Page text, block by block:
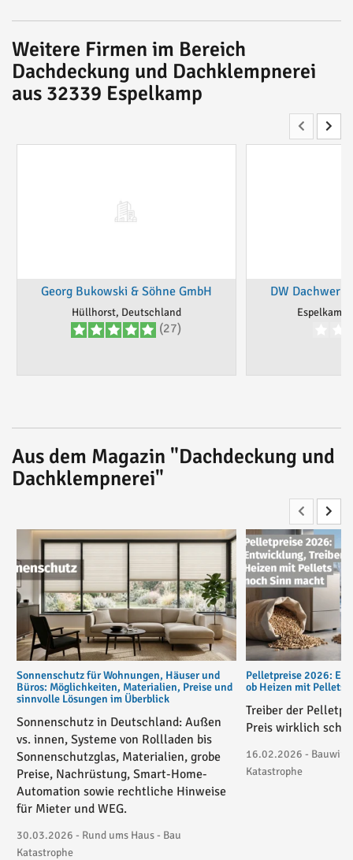
Weitere Firmen im Bereich
Dachdeckung und Dachklempnerei
aus 32339 Espelkamp
Georg Bukowski & Söhne GmbH
Hüllhorst, Deutschland
(27)
DW
Aus dem Magazin "Dachdeckung und
Dachklempnerei"
Sonnenschutz für Wohnungen, Häuser und
Büros: Möglichkeiten, Materialien, Preise und
sinnvolle Lösungen im Überblick
Sonnenschutz in Deutschland: Außen
vs. innen, Systeme von Rollladen bis
Sonnenschutzglas, Materialien, grobe
Preise, Nachrüstung, Smart-Home-
Automation sowie rechtliche Hinweise
für Mieter und WEG.
30.03.2026 - Rund ums Haus - Bau
Katastrophe
Pelletpreise 2026:
ob Heizen mit Pellets
Treiber der
Preis wirklich
16.02.2026 -
Katastrophe